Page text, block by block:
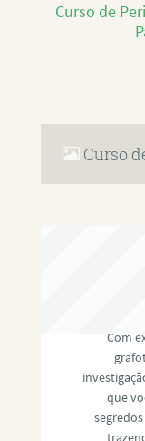
Curso de
Curso
Com
que